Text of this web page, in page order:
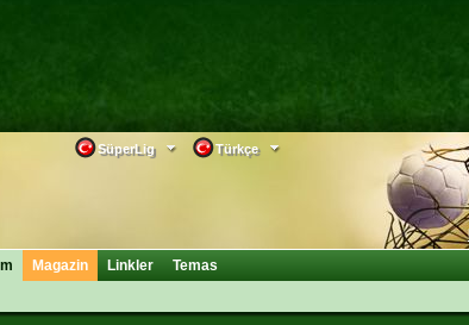
Türkçe
SüperLig
Magazin Linkler Temas